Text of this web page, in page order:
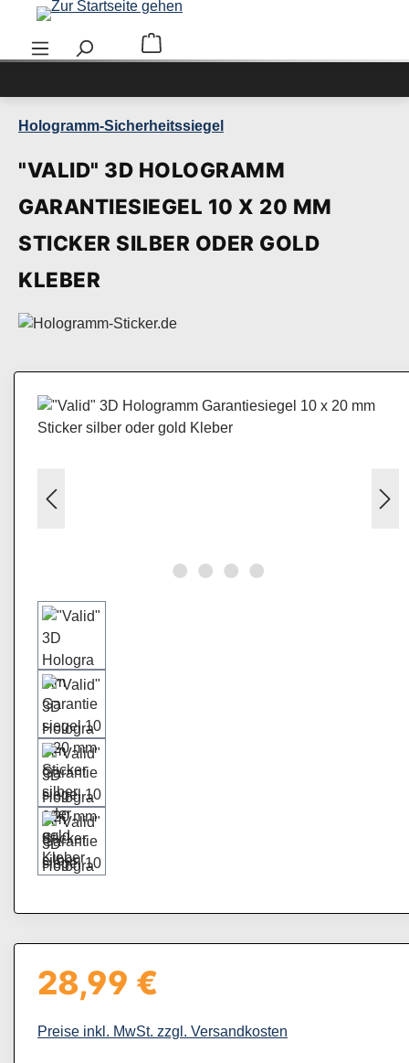
Zum Hauptinhalt springen
Warenkorb enthält 0 Positionen. Der
Hologramm-Sicherheitssiegel
"VALID" 3D HOLOGRAMM
GARANTIESIEGEL 10 X 20 MM
STICKER SILBER ODER GOLD
KLEBER
Bildergalerie überspringen
Regulärer Preis:
28,99 €
Preise inkl. MwSt. zzgl. Versandkosten